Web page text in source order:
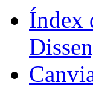
Índex